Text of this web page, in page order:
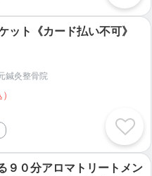
ット《カード払い不可》
鍼灸整骨院
９０分アロマトリートメン